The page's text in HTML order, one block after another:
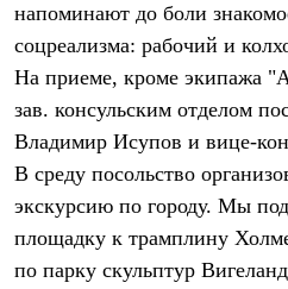
Легкоходные
Альпинистские
Городские
Аксессуары для рюкзаков
Спальные мешки
Пуховые
Комбинированные
С синтетическим утеплителем
Аксессуары для спальников
Баулы
Кошельки
напоминают до боли
соцреализма: рабочий и
На приеме, кроме экипажа
зав. консульским отделом
Владимир Исупов и вице-
В среду посольство
экскурсию по городу. Мы
площадку к трамплину
по парку скульптур